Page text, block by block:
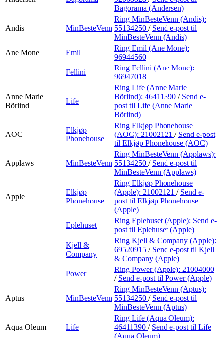
Bagorama (Andersen)
Andis MinBesteVenn
Ring MinBesteVenn (Andis):
55134250 / Send e-post til
MinBesteVenn (Andis)
Ane Mone
Emil
Ring Emil (Ane Mone):
96944560
Fellini
Ring Fellini (Ane Mone):
96947018
Anne Marie
Börlind
Life
Ring Life (Anne Marie
Börlind): 46411390 / Send e-
post til Life (Anne Marie
Börlind)
AOC
Elkjøp
Phonehouse
Ring Elkjøp Phonehouse
(AOC): 21002121 / Send e-post
til Elkjøp Phonehouse (AOC)
Applaws MinBesteVenn
Ring MinBesteVenn (Applaws):
55134250 / Send e-post til
MinBesteVenn (Applaws)
Apple
Elkjøp
Phonehouse
Ring Elkjøp Phonehouse
(Apple): 21002121 / Send e-
post til Elkjøp Phonehouse
(Apple)
Eplehuset
Ring Eplehuset (Apple): Send e-
post til Eplehuset (Apple)
Kjell &
Company
Ring Kjell & Company (Apple):
69520915 / Send e-post til Kjell
& Company (Apple)
Power
Ring Power (Apple): 21004000
/ Send e-post til Power (Apple)
Aptus MinBesteVenn
Ring MinBesteVenn (Aptus):
55134250 / Send e-post til
MinBesteVenn (Aptus)
Aqua Oleum Life
Ring Life (Aqua Oleum):
46411390 / Send e-post til Life
(Aqua Oleum)